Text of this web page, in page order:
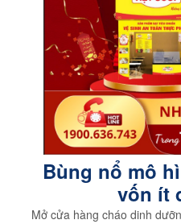
Bùng nổ mô
vốn ít
Mở cửa hàng cháo dinh